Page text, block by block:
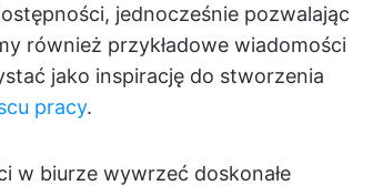
jednocześnie pozwalając
również przykładowe wiadomości
jako inspirację do stworzenia
pracy.
w biurze wywrzeć doskonałe